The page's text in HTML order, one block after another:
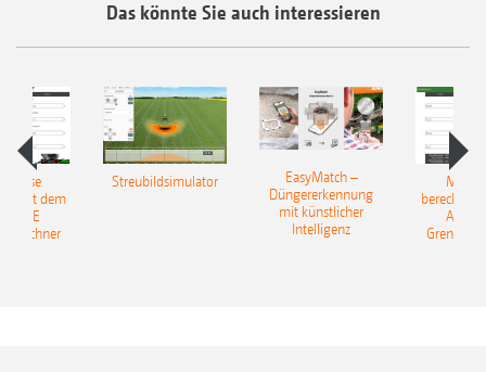
Das könnte Sie auch interessieren
Mit dem
Streubildsimulator
EasyMatch –
Düngererkennung
mit künstlicher
Intelligenz